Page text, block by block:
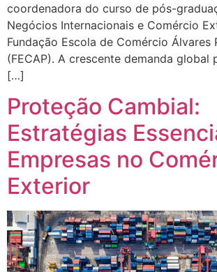
coordenadora do curso de pós-
Negócios Internacionais e Comércio
Fundação Escola de Comércio Álvares
(FECAP). A crescente demanda global
[…]
Proteção Cambial:
Estratégias
Empresas no
Exterior